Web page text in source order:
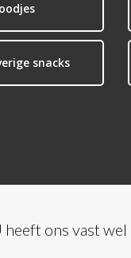
snacks
heeft ons vast